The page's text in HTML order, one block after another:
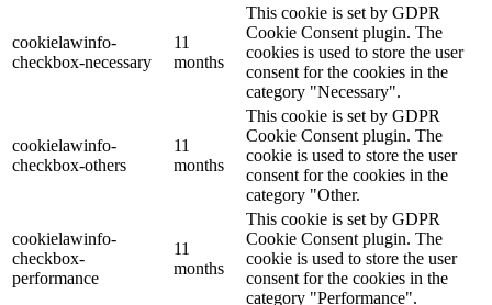
cookielawinfo-
checkbox-necessary
11
months
This cookie is set by GDPR
Cookie Consent plugin. The
cookies is used to store the user
consent for the cookies in the
category "Necessary".
cookielawinfo-
checkbox-others
11
months
This cookie is set by GDPR
Cookie Consent plugin. The
cookie is used to store the user
consent for the cookies in the
category "Other.
cookielawinfo-
checkbox-
performance
11
months
This cookie is set by GDPR
Cookie Consent plugin. The
cookie is used to store the user
consent for the cookies in the
category "Performance".